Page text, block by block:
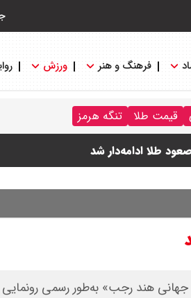
فرهنگ و هنر ورزش
قیمت طلا تنگه هرمز
هند رجب» به‌طور رسمی